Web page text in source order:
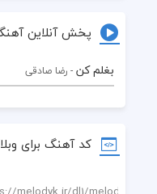
پخش آنلاین
بغلم کن - رضا صادقی
کد آهنگ برای